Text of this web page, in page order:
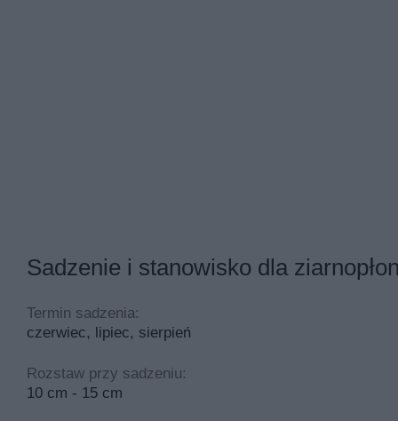
Sadzenie i stanowisko dla
Termin sadzenia:
czerwiec, lipiec, sierpień
Rozstaw przy sadzeniu:
10 cm - 15 cm